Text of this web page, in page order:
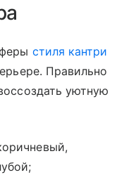
стиля кантри
Правильно
уютную